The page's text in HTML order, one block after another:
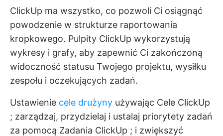
ClickUp ma wszystko, co pozwoli Ci osiągnąć
powodzenie w strukturze raportowania
kropkowego. Pulpity ClickUp wykorzystują
wykresy i grafy, aby zapewnić Ci zakończoną
widoczność statusu Twojego projektu, wysiłku
zespołu i oczekujących zadań.
Ustawienie cele drużyny używając Cele ClickUp
; zarządzaj, przydzielaj i ustalaj priorytety zadań
za pomocą Zadania ClickUp ; i zwiększyć